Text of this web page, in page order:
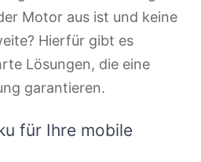
Motor aus ist und keine
Hierfür gibt es
Lösungen, die eine
garantieren.
für Ihre mobile